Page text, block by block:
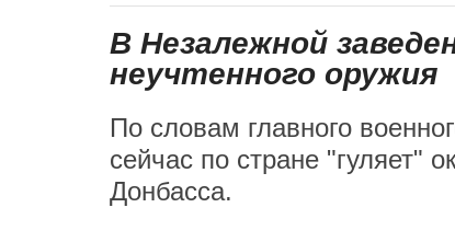
В Незалежной
неучтенного оружия
По словам главного
сейчас по стране "гуляет"
Донбасса.